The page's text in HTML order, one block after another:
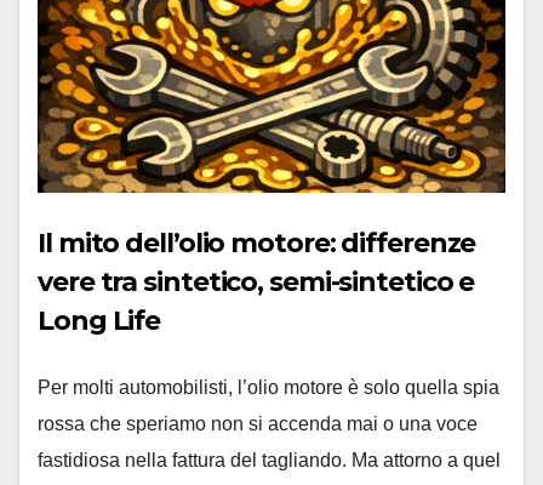
Il mito dell’olio motore: differenze
vere tra sintetico, semi-sintetico e
Long Life
Per molti automobilisti, l’olio motore è solo quella spia
rossa che speriamo non si accenda mai o una voce
fastidiosa nella fattura del tagliando. Ma attorno a quel